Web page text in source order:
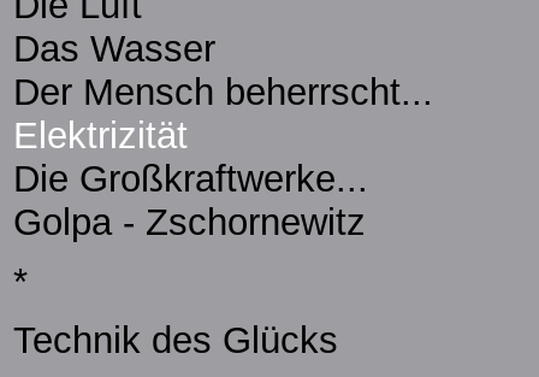
Das Wasser
Der Mensch beherrscht...
Elektrizität
Die Großkraftwerke...
Golpa - Zschornewitz
*
Technik des Glücks